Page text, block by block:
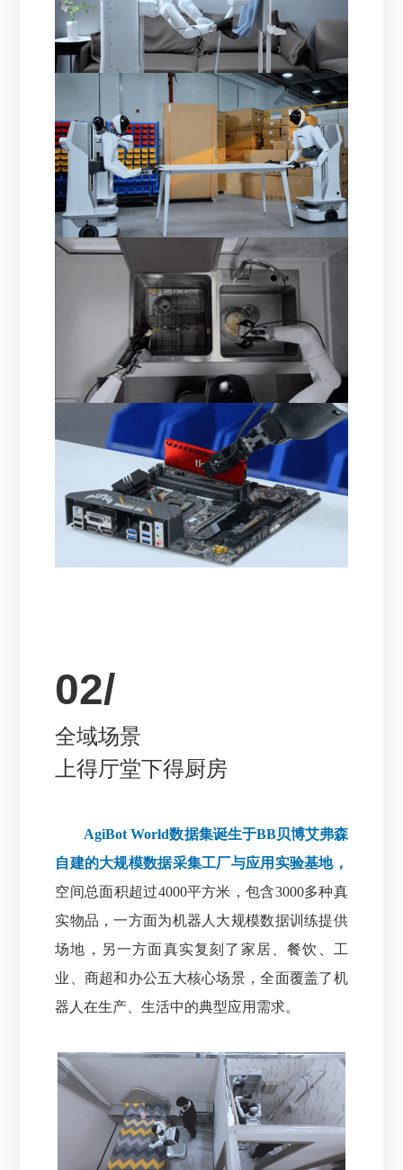
02/
全域场景
上得厅堂下得厨房
AgiBot World数据集诞生于BB贝博艾弗森
自建的大规模数据采集工厂与应用实验基地，
空间总面积超过4000平方米，包含3000多种真
实物品，一方面为机器人大规模数据训练提供
场地 ， 另一方面真实复刻了家居、餐饮、工
业、商超和办公五大核心场景，全面覆盖了机
器人在生产、生活中的典型应用需求。